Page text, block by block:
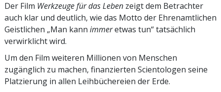
Der Film Werkzeuge für das Leben zeigt dem Betrachter
auch klar und deutlich, wie das Motto der Ehrenamtlichen
Geistlichen „Man kann immeretwas tun“ tatsächlich
verwirklicht wird.
Um den Film weiteren Millionen von Menschen
zugänglich zu machen, finanzierten Scientologen seine
Platzierung in allen Leihbüchereien der Erde.